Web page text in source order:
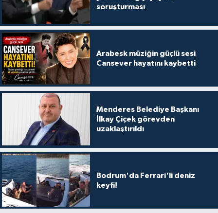
soruşturması
Arabesk müziğin güçlü sesi
Cansever hayatını kaybetti
Menderes Belediye Başkanı
İlkay Çiçek görevden
uzaklaştırıldı
Bodrum'da Ferrari'li deniz
keyfi!